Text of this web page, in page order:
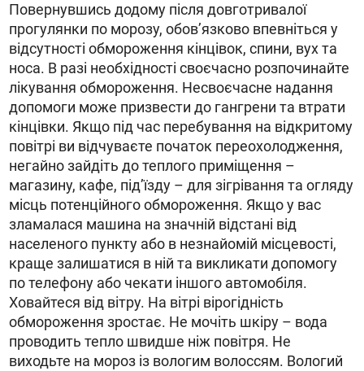
Повернувшись додому після довготривалої
прогулянки по морозу, обов’язково впевніться у
відсутності обмороження кінцівок, спини, вух та
носа. В разі необхідності своєчасно розпочинайте
лікування обмороження. Несвоєчасне надання
допомоги може призвести до гангрени та втрати
кінцівки. Якщо під час перебування на відкритому
повітрі ви відчуваєте початок переохолодження,
негайно зайдіть до теплого приміщення –
магазину, кафе, під’їзду – для зігрівання та огляду
місць потенційного обмороження. Якщо у вас
зламалася машина на значній відстані від
населеного пункту або в незнайомій місцевості,
краще залишатися в ній та викликати допомогу
по телефону або чекати іншого автомобіля.
Ховайтеся від вітру. На вітрі вірогідність
обмороження зростає. Не мочіть шкіру – вода
проводить тепло швидше ніж повітря. Не
виходьте на мороз із вологим волоссям. Вологий